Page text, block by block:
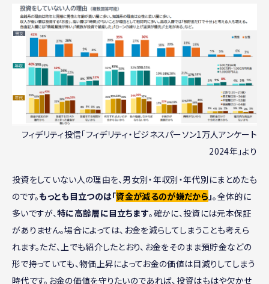
フィデリティ投信「フィデリティ・ビジネスパーソン1万人アンケート
2024年」より
投資をしていない人の理由を、男女別・年収別・年代別にまとめたも
のです。もっとも目立つのは「資金が減るのが嫌だから 」。全体的に
多いですが、特に高齢層に目立ちます。確かに、投資には元本保証
がありません。場合によっては、お金を減らしてしまうことも考えら
れます。ただ、上でも紹介したとおり、お金をそのまま預貯金などの
形で持っていても、物価上昇によってお金の価値は目減りしてしまう
時代です。お金の価値を守りたいのであれば、投資はもはや欠かせ